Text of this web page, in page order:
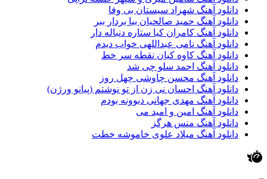
دانلود آهنگ شهراد سیستان بی وفا
دانلود آهنگ حمید صالحیان بیا بردار ببر
دانلود آهنگ کامران کیا ستاره دنباله دار
دانلود آهنگ نامی عبداللهی خواب دیدم
دانلود آهنگ کاوه کیان نقطه سر خط
دانلود آهنگ احمد سلو چی شد
دانلود آهنگ محسن چاوشی چهل روز
دانلود آهنگ احسان نی زن از تو نوشتم (پیانو ورژن)
دانلود آهنگ مهدی جهانی دیوونه بودم
دانلود آهنگ امین و امید می
دانلود آهنگ منس هرگز
دانلود آهنگ میلاد علوی خاموشه خطت